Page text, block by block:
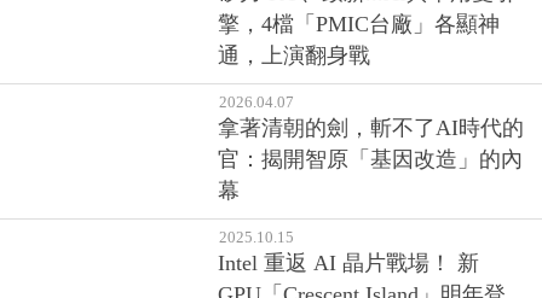
通，上演翻身戰
2026.04.07
拿著清朝的劍，斬不了AI時代的
官：揭開智原「基因改造」的內
幕
2025.10.15
Intel 重返 AI 晶片戰場！ 新
GPU「Crescent Island」明年登
場 能效挑戰 NVIDIA、AMD